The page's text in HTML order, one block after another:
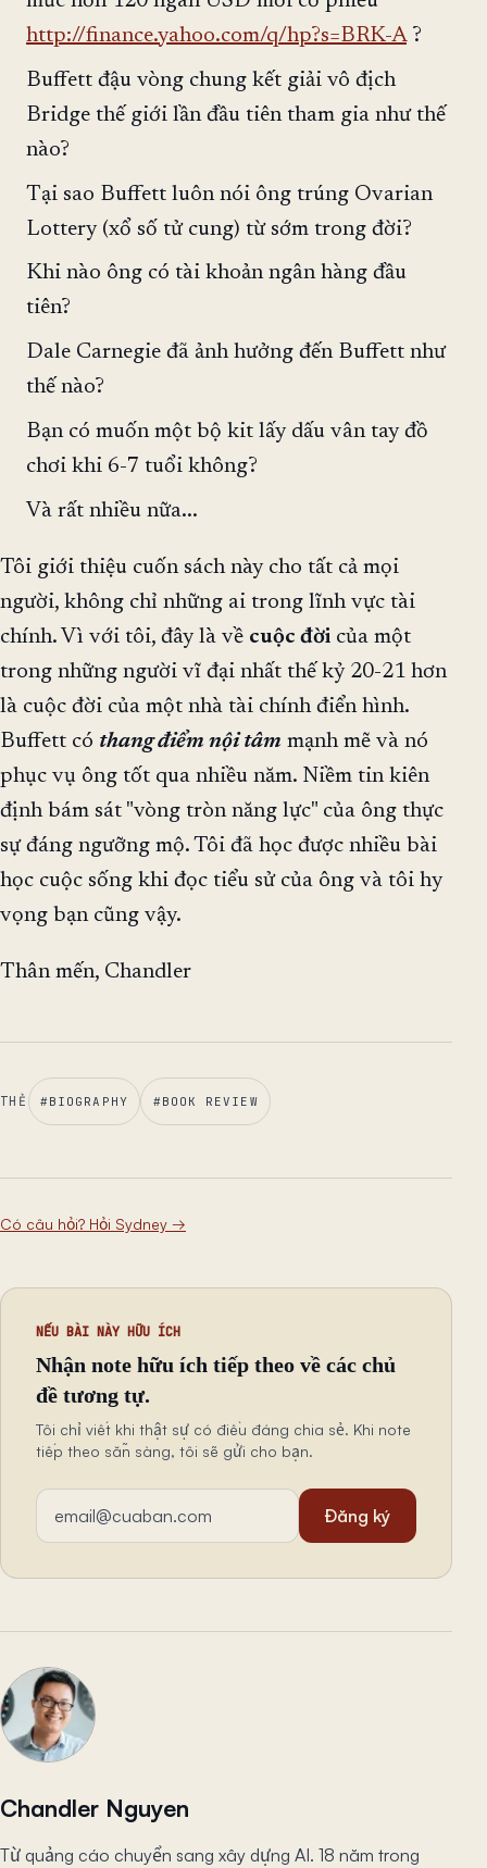
http://finance.yahoo.com/q/hp?s=BRK-A?
Buffett đậu vòng chung kết giải vô địch
Bridge thế giới lần đầu tiên tham gia như thế
nào?
Tại sao Buffett luôn nói ông trúng Ovarian
Lottery (xổ số tử cung) từ sớm trong đời?
Khi nào ông có tài khoản ngân hàng đầu
tiên?
Dale Carnegie đã ảnh hưởng đến Buffett như
thế nào?
Bạn có muốn một bộ kit lấy dấu vân tay đồ
chơi khi 6-7 tuổi không?
Và rất nhiều nữa...
Tôi giới thiệu cuốn sách này cho tất cả mọi
người, không chỉ những ai trong lĩnh vực tài
chính. Vì với tôi, đây là về cuộc đời của một
trong những người vĩ đại nhất thế kỷ 20-21 hơn
là cuộc đời của một nhà tài chính điển hình.
Buffett có thang điểm nội tâm mạnh mẽ và nó
phục vụ ông tốt qua nhiều năm. Niềm tin kiên
định bám sát "vòng tròn năng lực" của ông thực
sự đáng ngưỡng mộ. Tôi đã học được nhiều bài
học cuộc sống khi đọc tiểu sử của ông và tôi hy
vọng bạn cũng vậy.
Thân mến, Chandler
THẺ #BIOGRAPHY #BOOK REVIEW
Có câu hỏi? Hỏi Sydney →
NẾU BÀI NÀY HỮU ÍCH
Nhận note hữu ích tiếp theo về các chủ
đề tương tự.
Tôi chỉ viết khi thật sự có điều đáng chia sẻ. Khi note
tiếp theo sẵn sàng, tôi sẽ gửi cho bạn.
Địa chỉ email
Đăng ký
Chandler Nguyen
Từ quảng cáo chuyển sang xây dựng AI. 18 năm trong